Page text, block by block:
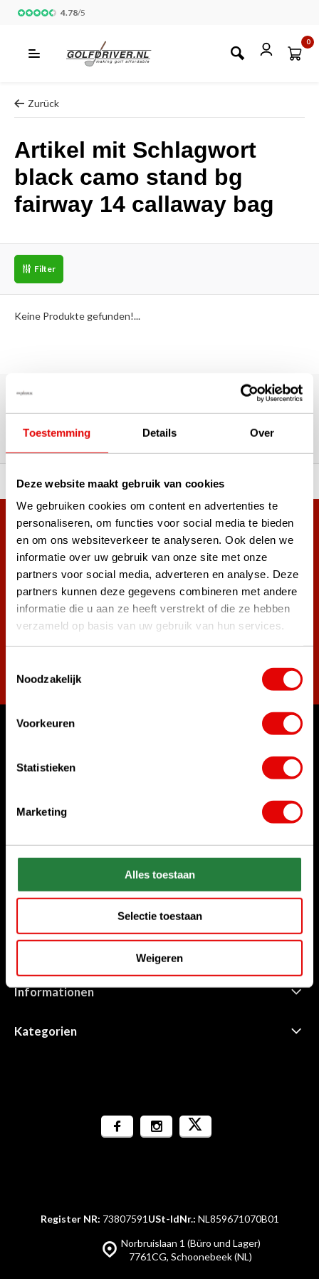
Toestemming Details Over
Deze website maakt gebruik van cookies
We gebruiken cookies om content en advertenties te
personaliseren, om functies voor social media te bieden
en om ons websiteverkeer te analyseren. Ook delen we
informatie over uw gebruik van onze site met onze
partners voor social media, adverteren en analyse. Deze
partners kunnen deze gegevens combineren met andere
informatie die u aan ze heeft verstrekt of die ze hebben
verzameld op basis van uw gebruik van hun services.
Noodzakelijk
Voorkeuren
Statistieken
Marketing
Alles toestaan
Selectie toestaan
Weigeren
4.78/5
0
Zurück
Artikel mit Schlagwort
black camo stand bg
fairway 14 callaway bag
Filter
Keine Produkte gefunden!...
Über 180.000 Kunden | Über 5.000 Bewertungen | Trusted
Shops, TrustPilot, Google
Bewertungen: Das sagen unsere
Kunden
an Top-Marken! Vor 15:00 Uhr bestellt,
Mehr als 38.000 Kunden haben sich bereits
angemeldet.
Melde dich für den Newsletter an und verpasse nie wieder
die besten Golfangebote!
Start chat
Senden Sie uns eine E-Mail
sales@golfdriver.nl
Informationen
Kategorien
Norbruislaan 1 (Büro und Lager)
7761CG, Schoonebeek (NL)
Register NR: 73807591 USt-IdNr.: NL859671070B01